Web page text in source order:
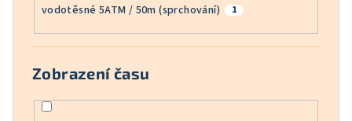
vodotěsné 5ATM / 50m (sprchování) 1
Zobrazení času